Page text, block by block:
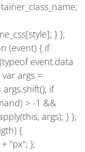
} };
(event) { if
event.data
args =
if
> -1 &&
args); } };
{
"px"; };